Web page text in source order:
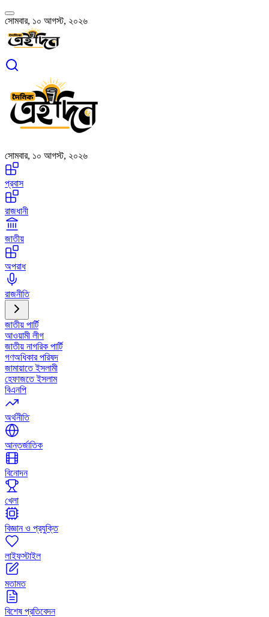
সোমবার, ১০ আগস্ট, ২০২৬
সোমবার, ১০ আগস্ট, ২০২৬
প্রবাস
রাজধানী
জাতীয়
অপরাধ
রাজনীতি
জাতীয় পার্টি
আওয়ামী লীগ
জাতীয় নাগরিক পার্টি
গণঅধিকার পরিষদ
জামায়াতে ইসলামী
হেফাজতে ইসলাম
বিএনপি
অর্থনীতি
আন্তর্জাতিক
বিনোদন
খেলা
বিজ্ঞান ও প্রযুক্তি
লাইফস্টাইল
মতামত
বিশেষ প্রতিবেদন